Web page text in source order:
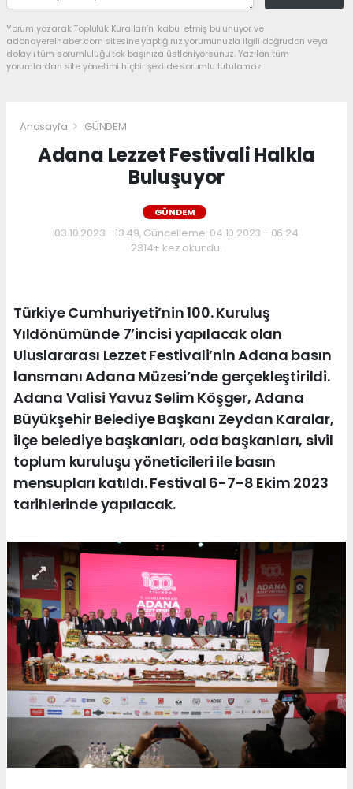
Yorum yazarak Topluluk Kuralları’nı kabul etmiş bulunuyor ve
adanayerelhaber.com sitesine yaptığınız yorumunuzla ilgili doğrudan veya
dolaylı tüm sorumluluğu tek başınıza üstleniyorsunuz. Yazılan tüm
yorumlardan site yönetimi hiçbir şekilde sorumlu tutulamaz.
Anasayfa GÜNDEM
Adana Lezzet Festivali Halkla
Buluşuyor
GÜNDEM
03.10.2023 - 13:49, Güncelleme: 04.10.2023 - 06:24
2314+ kez okundu.
Türkiye Cumhuriyeti’nin 100. Kuruluş
Yıldönümünde 7’incisi yapılacak olan
Uluslararası Lezzet Festivali’nin Adana basın
lansmanı Adana Müzesi’nde gerçekleştirildi.
Adana Valisi Yavuz Selim Köşger, Adana
Büyükşehir Belediye Başkanı Zeydan Karalar,
ilçe belediye başkanları, oda başkanları, sivil
toplum kuruluşu yöneticileri ile basın
mensupları katıldı. Festival 6-7-8 Ekim 2023
tarihlerinde yapılacak.